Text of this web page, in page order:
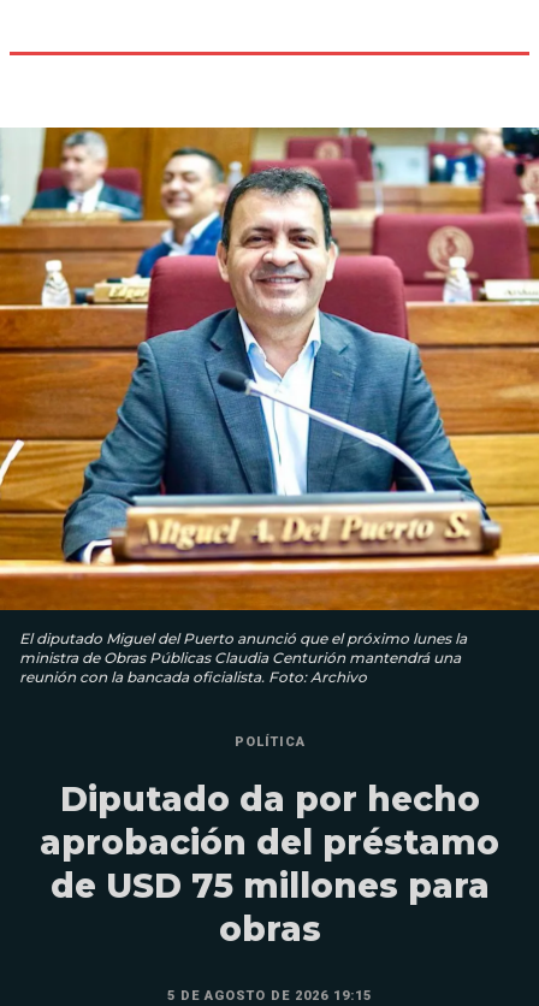
El diputado Miguel del Puerto anunció que el próximo lunes la
ministra de Obras Públicas Claudia Centurión mantendrá una
reunión con la bancada oficialista. Foto: Archivo
POLÍTICA
Diputado da por hecho
aprobación del préstamo
de USD 75 millones para
obras
5 DE AGOSTO DE 2026 19:15